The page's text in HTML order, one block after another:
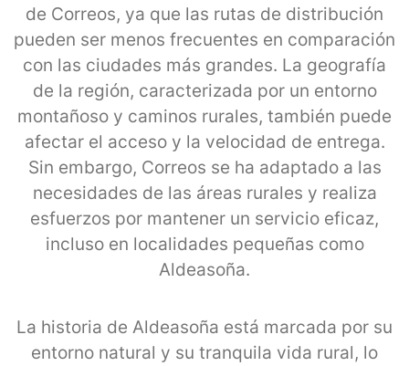
de Correos, ya que las rutas de distribución
pueden ser menos frecuentes en comparación
con las ciudades más grandes. La geografía
de la región, caracterizada por un entorno
montañoso y caminos rurales, también puede
afectar el acceso y la velocidad de entrega.
Sin embargo, Correos se ha adaptado a las
necesidades de las áreas rurales y realiza
esfuerzos por mantener un servicio eficaz,
incluso en localidades pequeñas como
Aldeasoña.
La historia de Aldeasoña está marcada por su
entorno natural y su tranquila vida rural, lo